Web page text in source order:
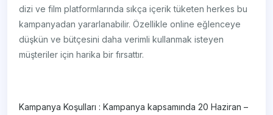
dizi ve film platformlarında sıkça içerik tüketen herkes bu
kampanyadan yararlanabilir. Özellikle online eğlenceye
düşkün ve bütçesini daha verimli kullanmak isteyen
müşteriler için harika bir fırsattır.
Kampanya Koşulları : Kampanya kapsamında 20 Haziran –